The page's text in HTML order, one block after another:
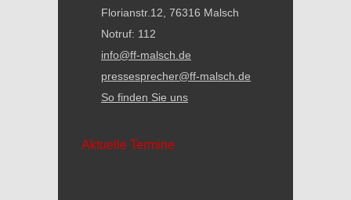
Florianstr.12, 76316 Malsch
Notruf: 112
info@ff-malsch.de
pressesprecher@ff-malsch.de
So finden Sie uns
Aktuelle Termine